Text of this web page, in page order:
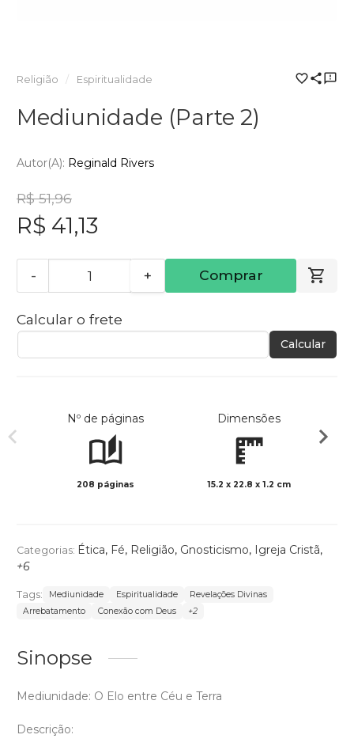
Religião Espiritualidade
Mediunidade (Parte 2)
Autor(a): Reginald Rivers
R$ 51,96
R$ 41,13
- + Comprar
Calcular o frete
Calcular
Nº de páginas
208 páginas
Dimensões
15.2 x 22.8 x 1.2 cm
Categorias: Ética, Fé, Religião, Gnosticismo, Igreja Cristã,
+6
Tags: Mediunidade Espiritualidade
Revelações Divinas
Arrebatamento
Conexão com Deus +2
Sinopse
Mediunidade: O Elo entre Céu e Terra
Descrição: